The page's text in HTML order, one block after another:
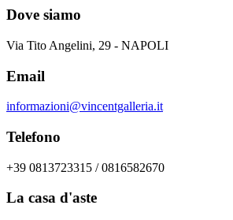
Dove siamo
Via Tito Angelini, 29 - NAPOLI
Email
informazioni@vincentgalleria.it
Telefono
+39 0813723315 / 0816582670
La casa d'aste